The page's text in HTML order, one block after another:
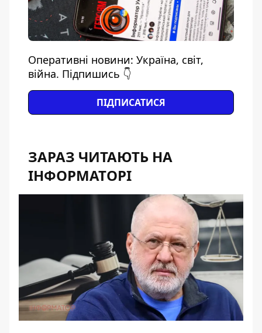
Оперативні новини: Україна, світ,
війна. Підпишись 👇
ПІДПИСАТИСЯ
ЗАРАЗ ЧИТАЮТЬ НА
ІНФОРМАТОРІ